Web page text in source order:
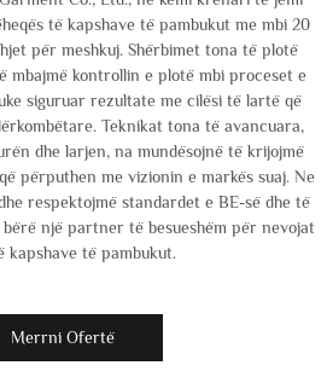
të kapshave të pambukut me mbi 20
për meshkuj. Shërbimet tona të plotë
mbajmë kontrollin e plotë mbi proceset e
siguruar rezultate me cilësi të lartë që
Teknikat tona të avancuara,
dhe larjen, na mundësojnë të krijojmë
përputhen me vizionin e markës suaj. Ne
respektojmë standardet e BE-së dhe të
bërë një partner të besueshëm për nevojat
kapshave të pambukut.
Merrni Ofertë